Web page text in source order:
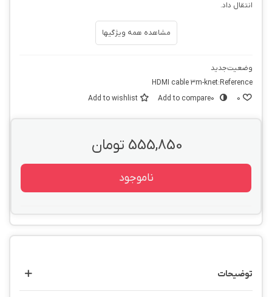
انتقال داد.
مشاهده همه ویژگیها
وضعیتجدید
Reference:
HDMI cable 3m-knet
0
Add to compare0
Add to wishlist
555,850 تومان
ناموجود
توضیحات